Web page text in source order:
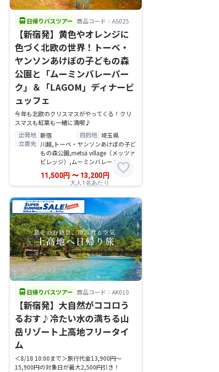
directions_bus 日帰りバスツアー 商品コード：AS025
【新宿発】黄色やオレンジに
色づく北欧の世界！トーベ・
ヤンソンあけぼの子どもの森
公園と「ムーミンバレーパー
ク」＆「LAGOM」ディナービ
ュッフェ
今年も北欧のクリスマスがやってくる！クリ
スマスも紅葉も一緒に満喫♪
出発地 新宿 目的地 埼玉県
立寄先 川越,トーベ・ヤンソンあけぼの子ど
もの森公園,metsä village（メッツァ
ビレッジ）,ムーミンバレーパーク
11,500円 〜13,200 円
大人1名あたり
favorite
directions_bus 日帰りバスツアー 商品コード：AK010
【新宿発】大自然がココロう
るおす♪冷たい水の満ちる山
岳リゾート上高地フリータイ
ム
＜8/18 10:00まで＞旅行代金13,900円～
15,900円の対象日が最大2,500円引き！